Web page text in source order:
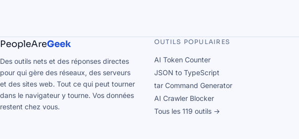
PeopleAreGeek
Des outils nets et des réponses directes
pour qui gère des réseaux, des serveurs
et des sites web. Tout ce qui peut tourner
dans le navigateur y tourne. Vos données
restent chez vous.
OUTILS POPULAIRES
AI Token Counter
JSON to TypeScript
tar Command Generator
AI Crawler Blocker
Tous les 119 outils →